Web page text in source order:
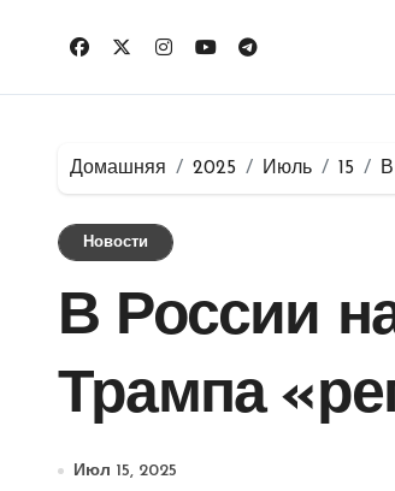
Домашняя 2025 Июль 15
Новости
В России
Трампа
Июл 15, 2025